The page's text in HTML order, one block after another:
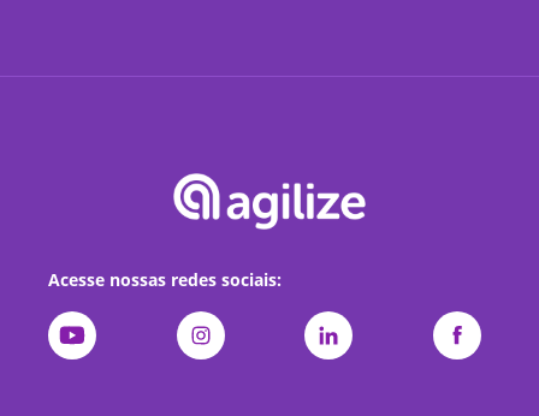
Acesse nossas redes sociais: